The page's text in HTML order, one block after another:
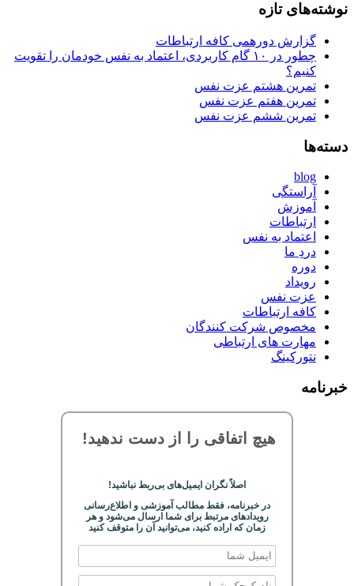
نوشته‌های تازه
گزارش دورهمی کافه ارتباطات
چطور در ۱۰ گام کاربردی، اعتماد به نفس خودمان را تقویت
کنیم؟
تمرین هشتم عزت نفس
تمرین هفتم عزت نفس
تمرین ششم عزت نفس
دسته‌ها
blog
آراستگی
آموزش
ارتباطات
اعتماد به نفس
دردِ ما
دوره
رویداد
عزت نفس
کافه ارتباطات
مخصوص شرکت کنندگان
مهارت های ارتباطی
نتورکینگ
خبرنامه
هیچ اتفاقی را از دست ندهید!
اصلاً نگران ایمیل‌های بی‌ربط نباشید!
در خبرنامه، فقط مطالب آموزشی و اطلاع‌رسانی
رویدادهای مرتبط برای شما ارسال می‌شود و هر
زمان که اراده کنید، می‌توانید آن را متوقف کنید